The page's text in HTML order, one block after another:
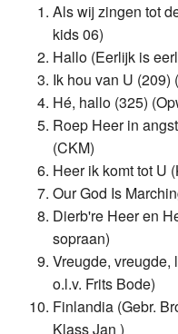
Als wij zingen tot
kids 06)
Hallo (Eerlijk is
Ik hou van U (209)
Hé, hallo (325)
Roep Heer in
(CKM)
Heer ik komt tot U
Our God Is
Dierb're Heer en
sopraan)
Vreugde, vreugde,
o.l.v. Frits Bode)
Finlandia (Gebr.
Klass Jan )